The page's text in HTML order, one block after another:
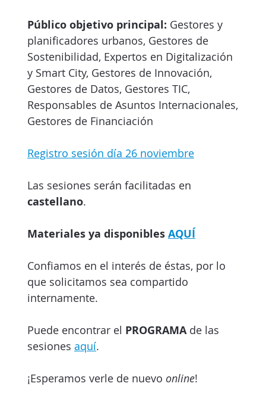
Público objetivo principal: Gestores y
planificadores urbanos, Gestores de
Sostenibilidad, Expertos en Digitalización
y Smart City, Gestores de Innovación,
Gestores de Datos, Gestores TIC,
Responsables de Asuntos Internacionales,
Gestores de Financiación
Registro sesión día 26 noviembre
Las sesiones serán facilitadas en
castellano.
Materiales ya disponibles AQUÍ
Confiamos en el interés de éstas, por lo
que solicitamos sea compartido
internamente.
Puede encontrar el PROGRAMAde las
sesiones aquí.
¡Esperamos verle de nuevo online!